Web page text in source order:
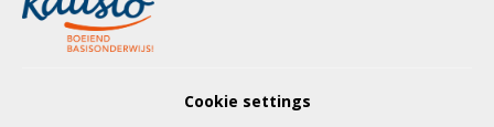
Cookie settings